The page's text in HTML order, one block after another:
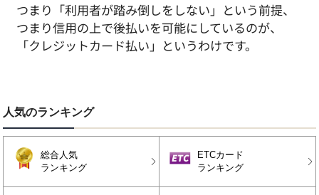
つまり「利用者が踏み倒しをしない」という前提、
つまり信用の上で後払いを可能にしているのが、
「クレジットカード払い」というわけです。
人気のランキング
総合人気
ランキング
ETCカード
ランキング